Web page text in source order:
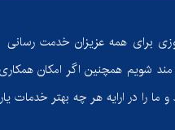
حواس جمع"
برای همه عزیزان خدمت
شویم همچنین اگر امکان
ما را در ارایه هر چه بهتر خدمات